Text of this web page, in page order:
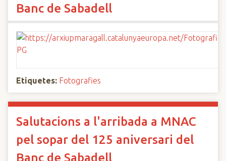
Banc de Sabadell
Etiquetes: Fotografies
Salutacions a l'arribada a MNAC
pel sopar del 125 aniversari del
Banc de Sabadell